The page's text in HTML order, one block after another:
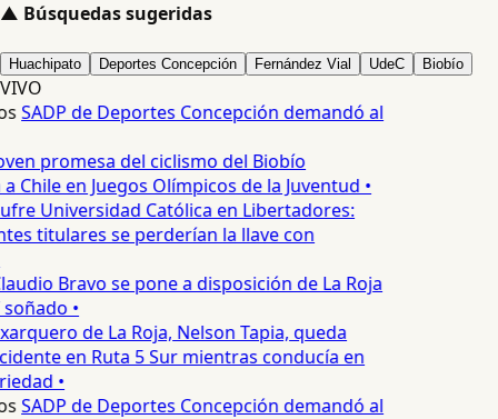
▲ Búsquedas sugeridas
Huachipato Deportes Concepción Fernández Vial UdeC Biobío
VIVO
SADP de Deportes Concepción demandó al
promesa del ciclismo del Biobío
Chile en Juegos Olímpicos de la Juventud •
Universidad Católica en Libertadores:
titulares se perderían la llave con
Bravo se pone a disposición de La Roja
•
de La Roja, Nelson Tapia, queda
en Ruta 5 Sur mientras conducía en
•
SADP de Deportes Concepción demandó al